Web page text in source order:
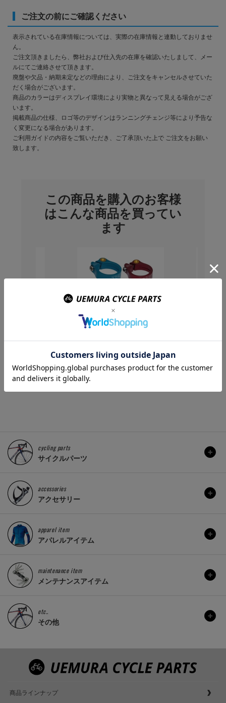
ご注文の前にご確認ください
表示されている在庫情報については、実際の在庫情報と連動しておりませ
ん。
ご注文頂きましたら、弊社および仕入先の在庫を確認いたしまして、メー
ルにてご連絡させて頂きます。
廃盤や欠品・納期未定などの理由により、ご注文をキャンセルさせていた
だく場合がございます。
商品のカラーはディスプレイ環境により実物と異なって見える場合がござ
います。
掲載商品の仕様、ロゴ等のデザインはランニングチェンジ等により予告な
く変更になる場合があります。
ご利用ガイドの内容をご覧いただき、ご了承頂いた上で ご注文をお願い
致します。
この商品を購入のお客様
はこんな商品を買ってい
ます
ブラック
ンボルト クランプ
(30.7/31.8mm)
販売価格(税込)： 3,663 円
SW-15
cycling parts
サイクルパーツ
accessories
アクセサリー
apparel item
アパレルアイテム
maintenance item
メンテナンスアイテム
etc..
その他
商品ラインナップ